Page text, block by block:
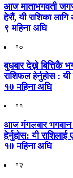
आज माताभगवती
हेरौं, यी राशिका
९ महिना अघि
१०
बुधबार देख्ने बित्तिकै
राशिफल हेर्नुहोस : यी
१0 महिना अघि
११
आज मंगलबार
हेर्नुहोस: यी
१0 महिना अघि
१२